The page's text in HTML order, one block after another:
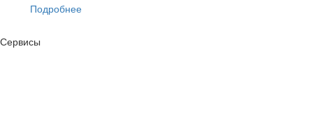
Подробнее
Сервисы